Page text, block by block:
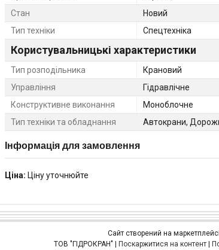
Стан
Новий
Тип техніки
Спецтехніка
Користувальницькі характеристики
Тип розподільника
Крановий
Управління
Гідравлічне
Конструктивне виконання
Моноблочне
Тип техніки та обладнання
Автокрани,
Інформація для замовлення
Ціна: Ціну уточнюйте
Сайт створений на маркетплейсі
Поскаржитися на контент